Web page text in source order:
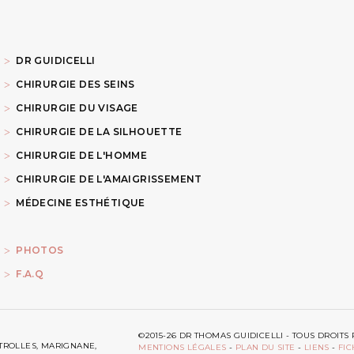
DR GUIDICELLI
CHIRURGIE DES SEINS
CHIRURGIE DU VISAGE
CHIRURGIE DE LA SILHOUETTE
CHIRURGIE DE L'HOMME
CHIRURGIE DE L'AMAIGRISSEMENT
MÉDECINE ESTHÉTIQUE
PHOTOS
F.A.Q
MARIGNANE,
©2015-26 DR THOMAS GUIDICELLI - TOUS
MENTIONS LÉGALES - PLAN DU SITE - LIENS -